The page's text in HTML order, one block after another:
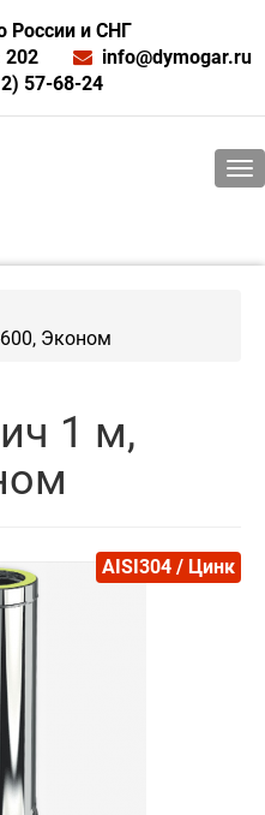
России и СНГ
202
info@dymogar.ru
57-68-24
Эконом
1 м,
AISI304 / Цинк